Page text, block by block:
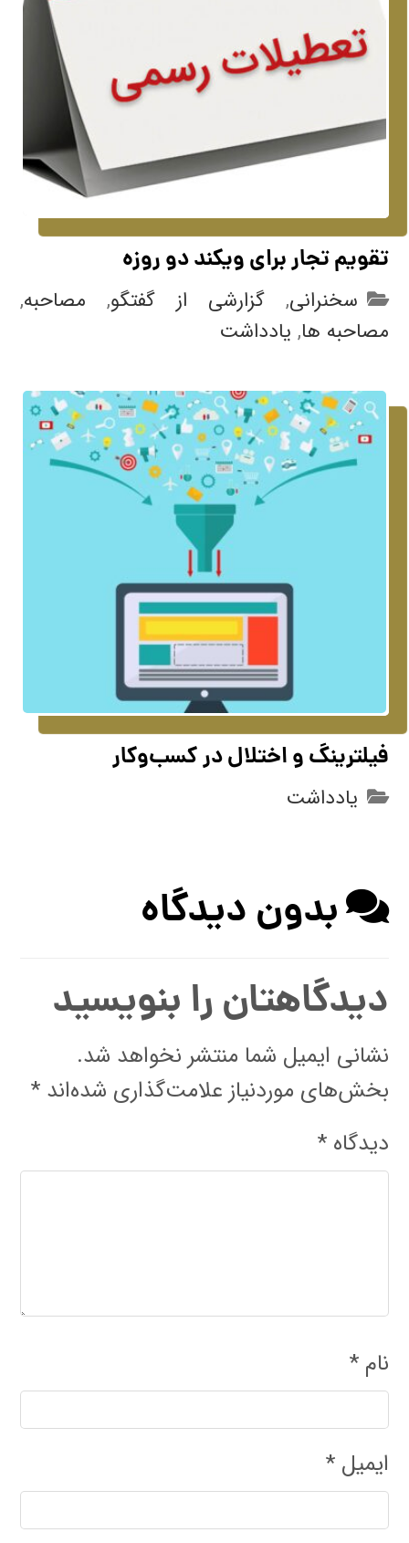
تقویم تجار برای ویکند دو روزه
سخنرانی,گزارشی از گفتگو, مصاحبه,
مصاحبه ها, یادداشت
فیلترینگ و اختلال در کسب‌و‌کار
یادداشت
بدون دیدگاه
دیدگاهتان را بنویسید
نشانی ایمیل شما منتشر نخواهد شد.
بخش‌های موردنیاز علامت‌گذاری شده‌اند*
دیدگاه*
نام*
ایمیل*